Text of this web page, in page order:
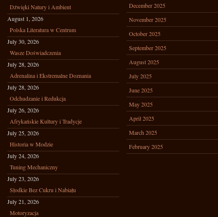
Dźwięki Natury i Ambient
August 1, 2026
Polska Literatura w Centrum
July 30, 2026
Wasze Doświadczenia
July 28, 2026
Adrenalina i Ekstremalne Doznania
July 28, 2026
Odchudzanie i Redukcja
July 26, 2026
Afrykańskie Kultury i Tradycje
July 25, 2026
Historia w Modzie
July 24, 2026
Tuning Mechaniczny
July 23, 2026
Słodkie Bez Cukru i Nabiału
July 21, 2026
Motoryzacja
December 2025
November 2025
October 2025
September 2025
August 2025
July 2025
June 2025
May 2025
April 2025
March 2025
February 2025